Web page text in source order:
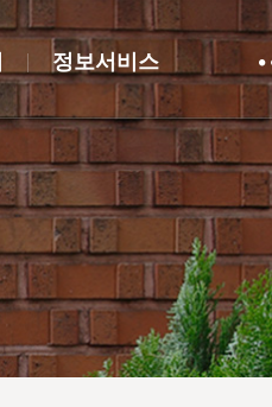
정보서비스